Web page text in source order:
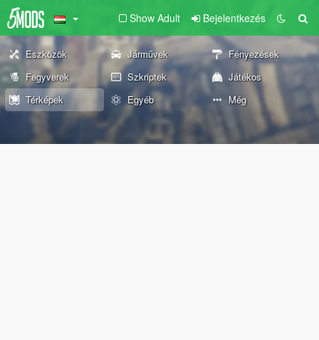
Show Adult Bejelentkezés
Eszközök Járművek
Fényezések
Fegyverek
Szkriptek
Játékos
Térképek
Egyéb Még